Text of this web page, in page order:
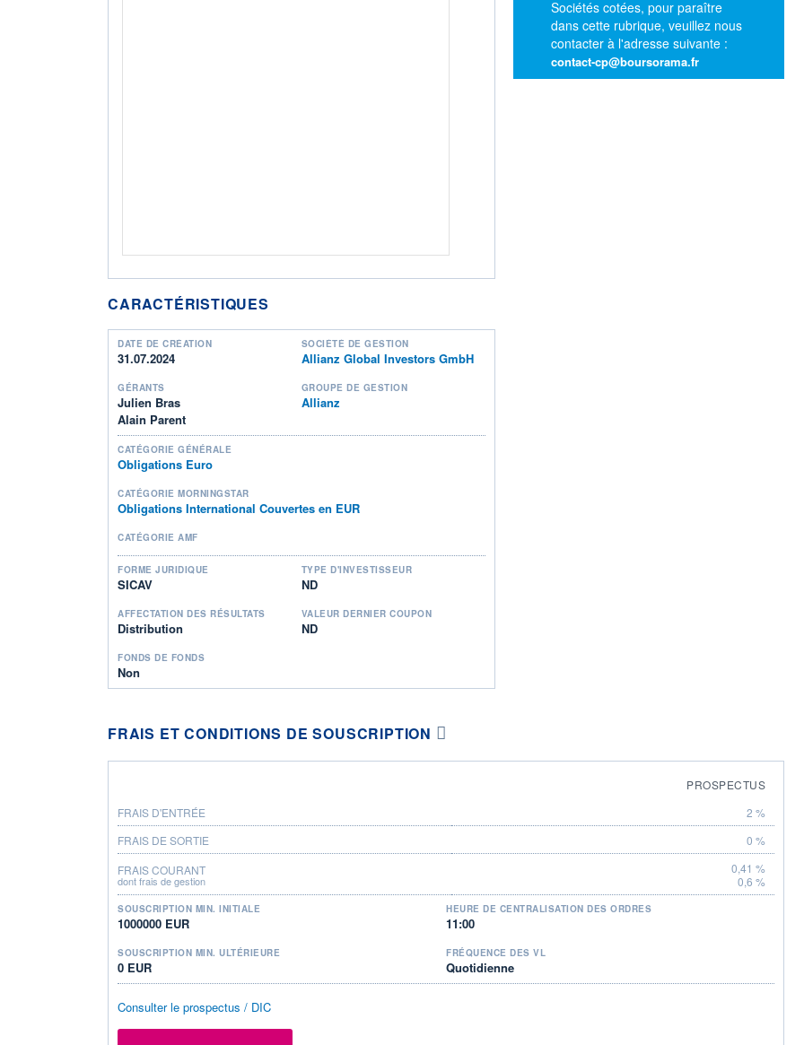
CARACTÉRISTIQUES
DATE DE CRÉATION
31.07.2024
SOCIÉTÉ DE GESTION
Allianz Global Investors GmbH
GÉRANTS
Julien Bras
Alain Parent
GROUPE DE GESTION
Allianz
CATÉGORIE GÉNÉRALE
Obligations Euro
CATÉGORIE MORNINGSTAR
Obligations International Couvertes en EUR
CATÉGORIE AMF
FORME JURIDIQUE
SICAV
TYPE D'INVESTISSEUR
ND
AFFECTATION DES RÉSULTATS
Distribution
VALEUR DERNIER COUPON
ND
FONDS DE FONDS
Non
Sociétés cotées, pour paraître
dans cette rubrique, veuillez nous
contacter à l'adresse suivante :
contact-cp@boursorama.fr
FRAIS ET CONDITIONS DE SOUSCRIPTION
PROSPECTUS
FRAIS D'ENTRÉE
2 %
FRAIS DE SORTIE
0 %
FRAIS COURANT
dont frais de gestion
0,41 %
0,6 %
SOUSCRIPTION MIN. INITIALE
1000000 EUR
HEURE DE CENTRALISATION DES ORDRES
11:00
SOUSCRIPTION MIN. ULTÉRIEURE
0 EUR
FRÉQUENCE DES VL
Quotidienne
Consulter le prospectus / DIC